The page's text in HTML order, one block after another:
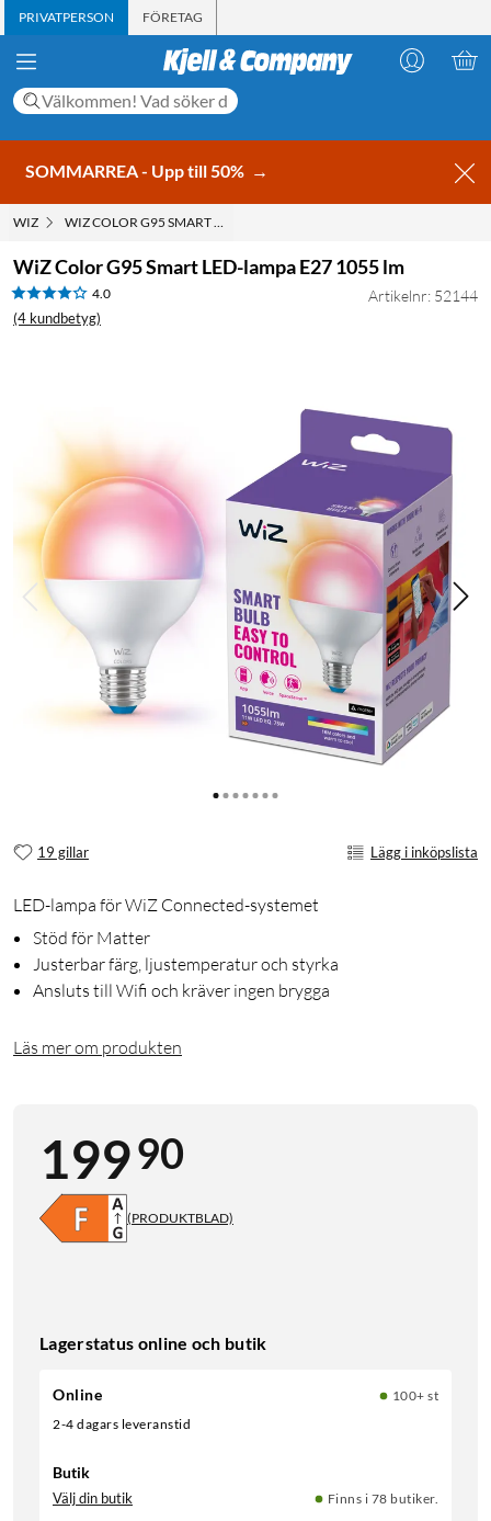
PRIVATPERSON FÖRETAG
SOMMARREA - Upp till 50% →
WIZ WIZ COLOR G95 SMART LED-LAMPA E27 1055 LM
WiZ Color G95 Smart LED-lampa E27 1055 lm
4.0
(4 kundbetyg)
Artikelnr: 52144
19 gillar Lägg i inköpslista
LED-lampa för WiZ Connected-systemet
Stöd för Matter
Justerbar färg, ljustemperatur och styrka
Ansluts till Wifi och kräver ingen brygga
Läs mer om produkten
19990
(PRODUKTBLAD)
Lagerstatus online och butik
Online
100+ st
2-4 dagars leveranstid
Butik
Välj din butik Finns i 78 butiker.